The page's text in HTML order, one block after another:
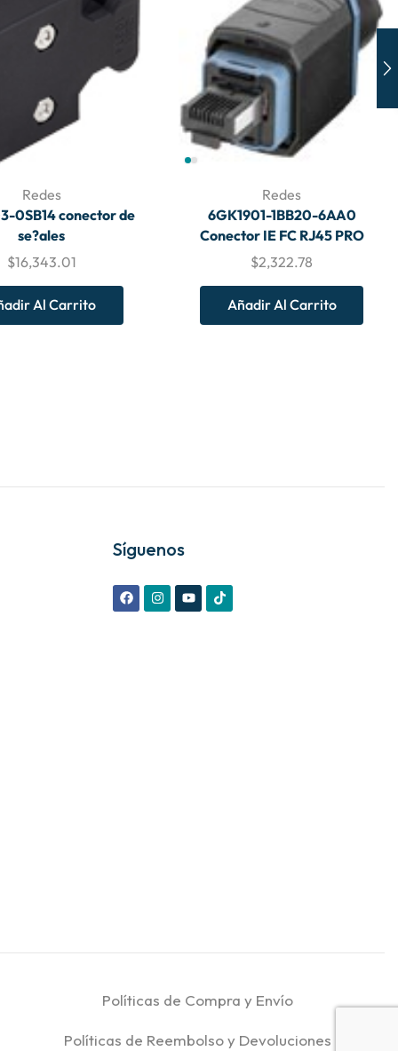
Redes
0SB14 conector de
se?ales
$16,343.01
Al Carrito
Redes
6GK1901-1BB20-6AA0
Conector IE FC RJ45 PRO
$2,322.78
Añadir Al Carrito
Síguenos
Políticas de Compra y Envío
Políticas de Reembolso y Devoluciones